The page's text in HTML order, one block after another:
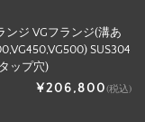
ンジ VGフランジ(溝あ
SUS304
ップ穴)
¥206,800(税込)